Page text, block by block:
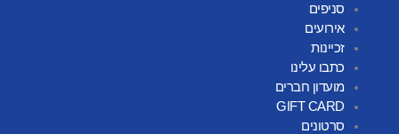
סניפים
אירועים
זכיינות
כתבו עלינו
מועדון חברים
GIFT CARD
סרטונים